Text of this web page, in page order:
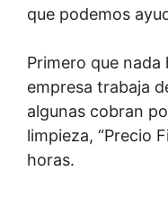
que podemos
Primero que nada
empresa trabaja
algunas cobran
limpieza, “Precio
horas.